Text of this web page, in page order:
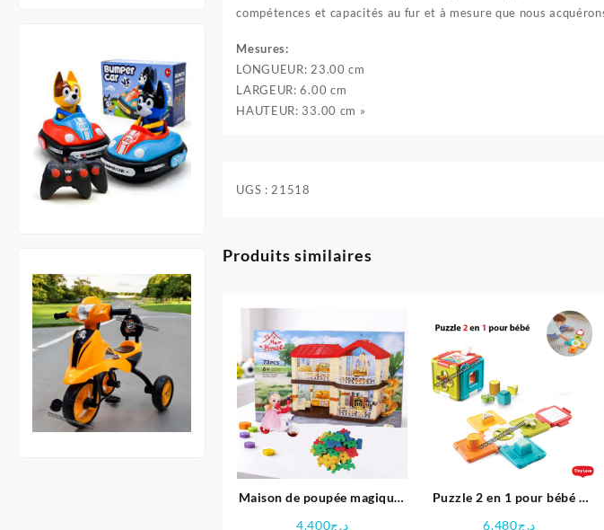
compétences et capacités au fur et à mesure que nous
Mesures:
LONGUEUR: 23.00 cm
LARGEUR: 6.00 cm
HAUTEUR: 33.00 cm »
UGS : 21518
Produits similaires
Maison de poupée magique-
د.ج4,400
Puzzle 2 en 1 pour bébé –
د.ج6,480